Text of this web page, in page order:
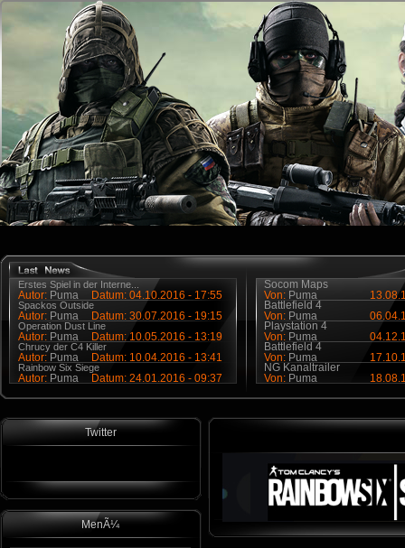
Erstes Spiel in der Interne...
Autor: Puma Datum: 04.10.2016 - 17:55
Spackos Outside
Autor: Puma Datum: 30.07.2016 - 19:15
Operation Dust Line
Autor: Puma Datum: 10.05.2016 - 13:19
Chrucy der C4 Killer
Autor: Puma Datum: 10.04.2016 - 13:41
Rainbow Six Siege
Autor: Puma Datum: 24.01.2016 - 09:37
Socom Maps
Von: Puma
Battlefield 4
Von: Puma
Playstation 4
Von: Puma
Battlefield 4
Von: Puma
NG Kanaltrailer
Von: Puma
Twitter
MenÃ¼